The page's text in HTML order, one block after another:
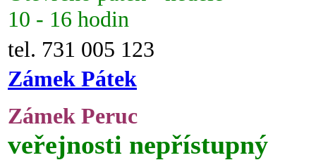
10 - 16 hodin
tel. 731 005 123
Zámek Pátek
Zámek Peruc
veřejnosti nepřístupný